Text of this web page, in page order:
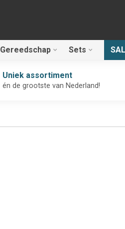
Gereedschap Sets
Uniek assortiment
én de grootste van Nederland!